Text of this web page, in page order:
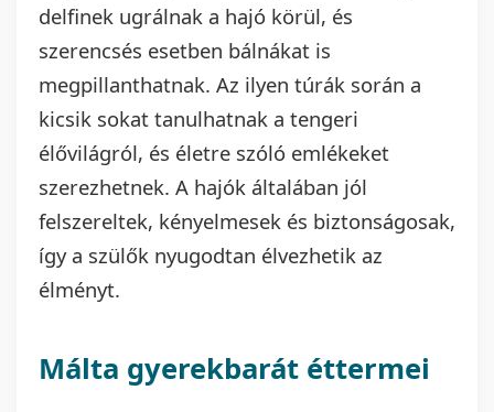
delfinek ugrálnak a hajó körül, és
szerencsés esetben bálnákat is
megpillanthatnak. Az ilyen túrák során a
kicsik sokat tanulhatnak a tengeri
élővilágról, és életre szóló emlékeket
szerezhetnek. A hajók általában jól
felszereltek, kényelmesek és biztonságosak,
így a szülők nyugodtan élvezhetik az
élményt.
Málta gyerekbarát éttermei